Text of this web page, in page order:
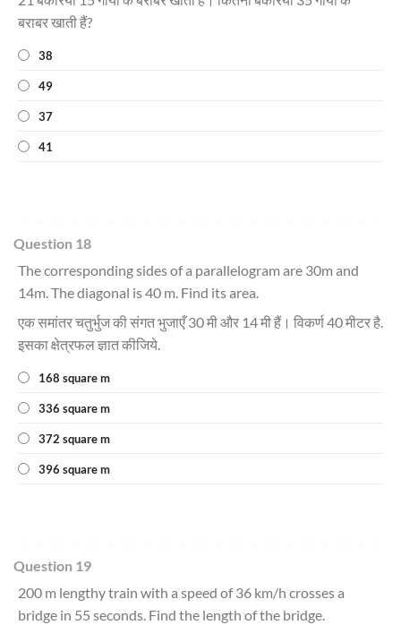
बराबर खाती हैं?
38
49
37
41
Question 18
The corresponding sides of a parallelogram are 30m and
14m. The diagonal is 40 m. Find its area.
एक समांतर चतुर्भुज की संगत भुजाएँ 30 मी और 14 मी हैं। विकर्ण 40 मीटर है.
इसका क्षेत्रफल ज्ञात कीजिये.
168 square m
336 square m
372 square m
396 square m
Question 19
200 m lengthy train with a speed of 36 km/h crosses a
bridge in 55 seconds. Find the length of the bridge.